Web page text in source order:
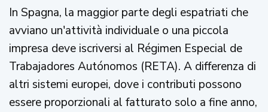
In Spagna, la maggior parte degli espatriati che
avviano un'attività individuale o una piccola
impresa deve iscriversi al Régimen Especial de
Trabajadores Autónomos (RETA). A differenza di
altri sistemi europei, dove i contributi possono
essere proporzionali al fatturato solo a fine anno,